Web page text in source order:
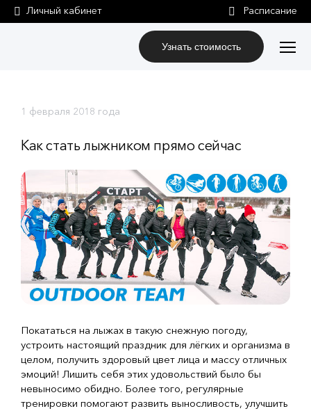
Личный кабинет
Узнать стоимость
1 февраля 2018 года
Как стать лыжником прямо сейчас
Покататься на лыжах в такую снежную погоду,
устроить настоящий праздник для лёгких и организма в
целом, получить здоровый цвет лица и массу отличных
эмоций! Лишить себя этих удовольствий было бы
невыносимо обидно. Более того, регулярные
тренировки помогают развить выносливость, улучшить